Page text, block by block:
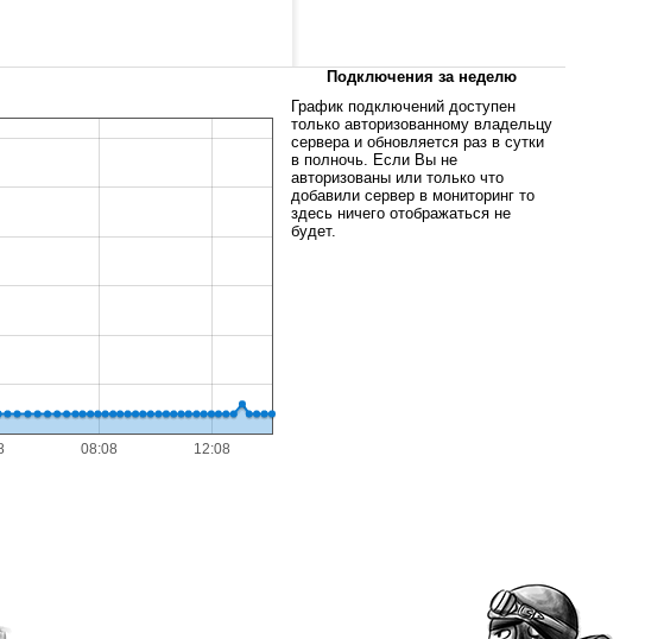
Подключения за неделю
08:08 12:08
График подключений доступен
только авторизованному владельцу
сервера и обновляется раз в сутки
в полночь. Если Вы не
авторизованы или только что
добавили сервер в мониторинг то
здесь ничего отображаться не
будет.